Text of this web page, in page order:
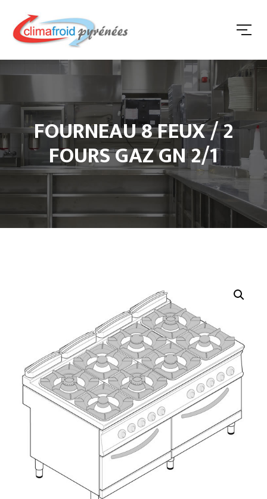
FOURNEAU 8 FEUX / 2
FOURS GAZ GN 2/1